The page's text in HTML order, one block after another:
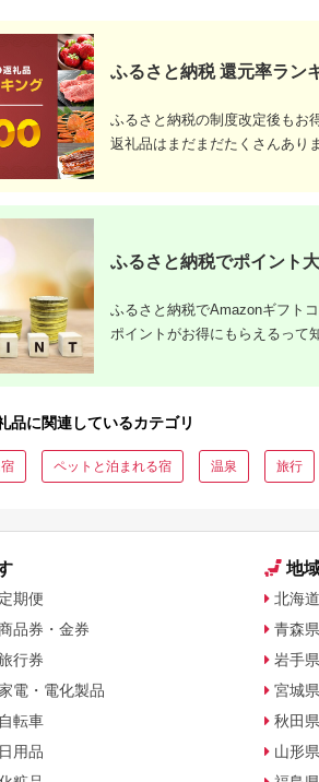
典：ふるさとチョイ
ス
府京都市
コース受診チケッ
5.0
出典：ふるさとチョイ
立て券 95,000円相当
石川 金沢 加賀百万石
復興 北陸支援
〔G-27〕
ふるさと納税 還元率ラン
ふるさと納税の制度改定後もお
返礼品はまだまだたくさんあり
ふるさと納税でポイント
ふるさと納税でAmazonギフト
ポイントがお得にもらえるって
品に関連しているカテゴリ
ペットと泊まれる宿 温泉 旅行
定期便
品券・金券
行券
電・電化製品
自転車
日用品
地
北海道
青森県
岩手県
宮城県
秋田県
山形県